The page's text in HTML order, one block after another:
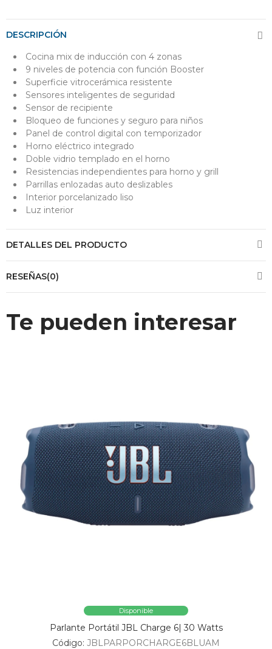
DESCRIPCIÓN
Cocina mix de inducción con 4 zonas
9 niveles de potencia con función Booster
Superficie vitrocerámica resistente
Sensores inteligentes de seguridad
Sensor de recipiente
Bloqueo de funciones y seguro para niños
Panel de control digital con temporizador
Horno eléctrico integrado
Doble vidrio templado en el horno
Resistencias independientes para horno y grill
Parrillas enlozadas auto deslizables
Interior porcelanizado liso
Luz interior
DETALLES DEL PRODUCTO
RESEÑAS(0)
Te pueden interesar
Disponible
Parlante Portátil JBL Charge 6| 30 Watts
Código: JBLPARPORCHARGE6BLUAM